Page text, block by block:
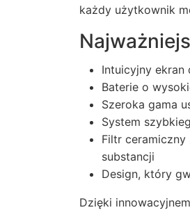
każdy użytkownik
Intuicyjny ekran
Baterie o
Szeroka gama
System
Filtr
substancji
Design, który
Dzięki